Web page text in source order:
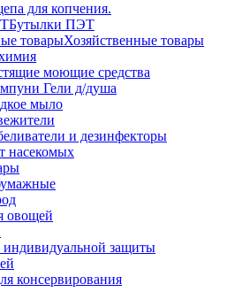
для копчения.
Бутылки ПЭТ
Хозяйственные товары
моющие средства
Гели д/душа
мыло
и дезинфекторы
насекомых
овощей
индивидуальной защиты
консервирования